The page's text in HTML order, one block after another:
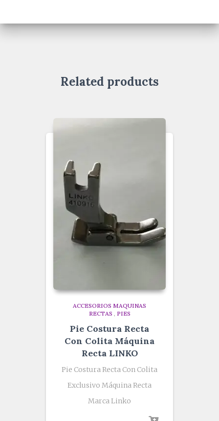
Related products
ACCESORIOS MAQUINAS
RECTAS
PIES
Pie Costura Recta
Con Colita Máquina
Recta LINKO
Pie Costura Recta Con Colita
Exclusivo Máquina Recta
Marca Linko